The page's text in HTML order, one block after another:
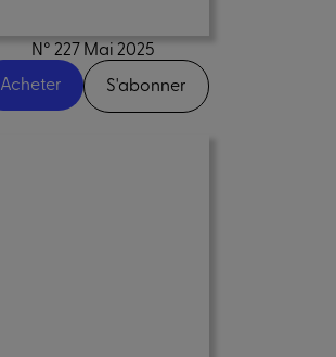
N° 227 Mai 2025
Acheter
S'abonner